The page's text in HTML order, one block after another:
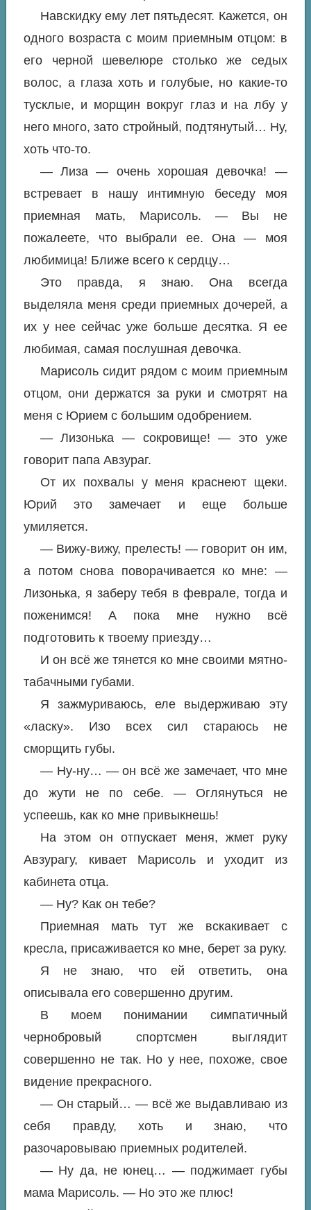
Навскидку ему лет пятьдесят. Кажется, он
одного возраста с моим приемным отцом: в
его черной шевелюре столько же седых
волос, а глаза хоть и голубые, но какие-то
тусклые, и морщин вокруг глаз и на лбу у
него много, зато стройный, подтянутый… Ну,
хоть что-то.
— Лиза — очень хорошая девочка! —
встревает в нашу интимную беседу моя
приемная мать, Марисоль. — Вы не
пожалеете, что выбрали ее. Она — моя
любимица! Ближе всего к сердцу…
Это правда, я знаю. Она всегда
выделяла меня среди приемных дочерей, а
их у нее сейчас уже больше десятка. Я ее
любимая, самая послушная девочка.
Марисоль сидит рядом с моим приемным
отцом, они держатся за руки и смотрят на
меня с Юрием с большим одобрением.
— Лизонька — сокровище! — это уже
говорит папа Авзураг.
От их похвалы у меня краснеют щеки.
Юрий это замечает и еще больше
умиляется.
— Вижу-вижу, прелесть! — говорит он им,
а потом снова поворачивается ко мне: —
Лизонька, я заберу тебя в феврале, тогда и
поженимся! А пока мне нужно всё
подготовить к твоему приезду…
И он всё же тянется ко мне своими мятно-
табачными губами.
Я зажмуриваюсь, еле выдерживаю эту
«ласку». Изо всех сил стараюсь не
сморщить губы.
— Ну-ну… — он всё же замечает, что мне
до жути не по себе. — Оглянуться не
успеешь, как ко мне привыкнешь!
На этом он отпускает меня, жмет руку
Авзурагу, кивает Марисоль и уходит из
кабинета отца.
— Ну? Как он тебе?
Приемная мать тут же вскакивает с
кресла, присаживается ко мне, берет за руку.
Я не знаю, что ей ответить, она
описывала его совершенно другим.
В моем понимании симпатичный
чернобровый спортсмен выглядит
совершенно не так. Но у нее, похоже, свое
видение прекрасного.
— Он старый… — всё же выдавливаю из
себя правду, хоть и знаю, что
разочаровываю приемных родителей.
— Ну да, не юнец… — поджимает губы
мама Марисоль. — Но это же плюс!